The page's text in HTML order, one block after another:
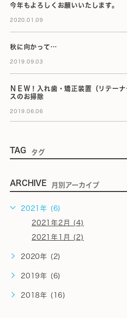
今年もよろしくお願いいたします。
2020.01.09
秋に向かって…
2019.09.03
ＮＥＷ！入れ歯・矯正装置（リテー
スのお掃除
2019.06.06
TAG タグ
ARCHIVE 月別アーカイブ
2021年 (6)
2021年2月 (4)
2021年1月 (2)
2020年 (2)
2019年 (6)
2018年 (16)